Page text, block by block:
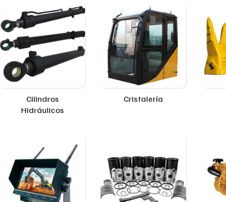
Cilindros
Hidráulicos
Cristalería